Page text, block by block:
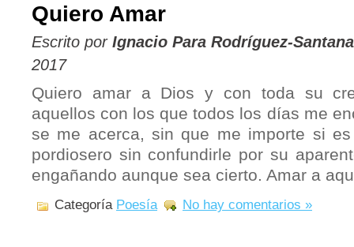
Quiero Amar
Escrito por Ignacio Para Rodríguez-Santana
2017
Quiero amar a Dios y con toda su
aquellos con los que todos los días me
se me acerca, sin que me importe si
pordiosero sin confundirle por su
engañando aunque sea cierto. Amar a
Categoría Poesía No hay comentarios »